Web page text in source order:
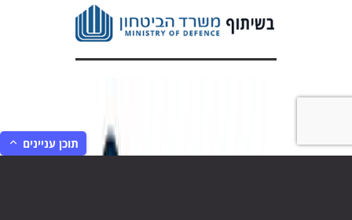
תוכן עניינים